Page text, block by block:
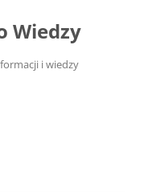
Wiedzy
i wiedzy